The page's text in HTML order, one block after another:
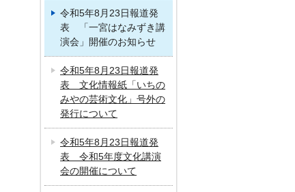
令和5年8月23日報道発
表 「一宮はなみずき講
演会」開催のお知らせ
令和5年8月23日報道発
表 文化情報紙「いちの
みやの芸術文化」号外の
発行について
令和5年8月23日報道発
表 令和5年度文化講演
会の開催について